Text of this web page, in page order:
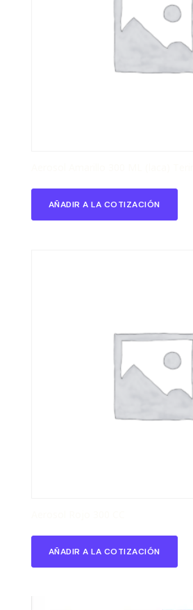
AÑADIR A LA COTIZACIÓN
AÑADIR A LA COTIZACIÓN